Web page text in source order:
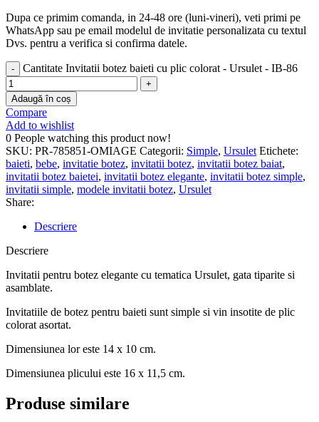
Dupa ce primim comanda, in 24-48 ore (luni-vineri), veti primi pe
WhatsApp sau pe email modelul de invitatie personalizata cu textul
Dvs. pentru a verifica si confirma datele.
Cantitate Invitatii botez baieti cu plic colorat - Ursulet - IB-86
Adaugă în coș
Compare
Add to wishlist
0 People watching this product now!
SKU: PR-785851-OMIAGE Categorii: Simple, Ursulet Etichete:
baieti, bebe, invitatie botez, invitatii botez, invitatii botez baiat,
invitatii botez baietei, invitatii botez elegante, invitatii botez simple,
invitatii simple, modele invitatii botez, Ursulet
Share:
Descriere
Descriere
Invitatii pentru botez elegante cu tematica Ursulet, gata tiparite si
asamblate.
Invitatiile de botez pentru baieti sunt simple si vin insotite de plic
colorat asortat.
Dimensiunea lor este 14 x 10 cm.
Dimensiunea plicului este 16 x 11,5 cm.
Produse similare